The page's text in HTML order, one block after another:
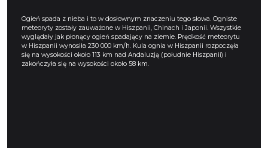
Ogień spada z nieba i to w dosłownym znaczeniu tego słowa. Ogniste
meteoryty zostały zauważone w Hiszpanii, Chinach i Japonii. Wszystkie
wyglądały jak płonący ogień spadający na ziemie. Prędkość meteorytu
w Hiszpanii wynosiła 230 000 km/h. Kula ognia w Hiszpanii rozpoczęła
się na wysokości około 113 km nad Andaluzją (południe Hiszpanii) i
zakończyła się na wysokości około 58 km.